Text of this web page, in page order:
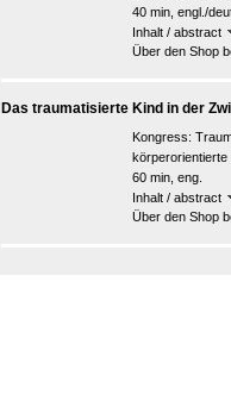
40 min, engl./
Inhalt / abstract
Über den Shop
Das traumatisierte Kind in der
Kongress:
60 min, eng.
Inhalt / abstract
Über den Shop